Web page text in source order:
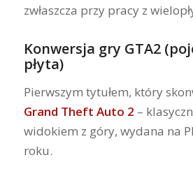
zwłaszcza przy pracy z
Konwersja gry GTA2
płyta)
Pierwszym tytułem, który
Grand Theft Auto 2 –
widokiem z góry, wydana na
roku.